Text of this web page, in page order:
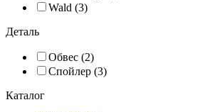
Wald (3)
Деталь
Обвес (2)
Спойлер (3)
Каталог